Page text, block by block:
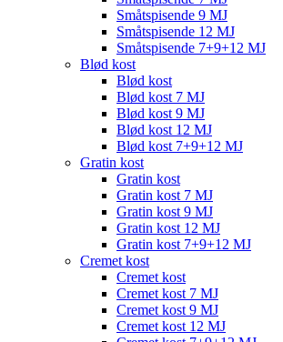
Småtspisende 9 MJ
Småtspisende 12 MJ
Småtspisende 7+9+12 MJ
Blød kost
Blød kost
Blød kost 7 MJ
Blød kost 9 MJ
Blød kost 12 MJ
Blød kost 7+9+12 MJ
Gratin kost
Gratin kost
Gratin kost 7 MJ
Gratin kost 9 MJ
Gratin kost 12 MJ
Gratin kost 7+9+12 MJ
Cremet kost
Cremet kost
Cremet kost 7 MJ
Cremet kost 9 MJ
Cremet kost 12 MJ